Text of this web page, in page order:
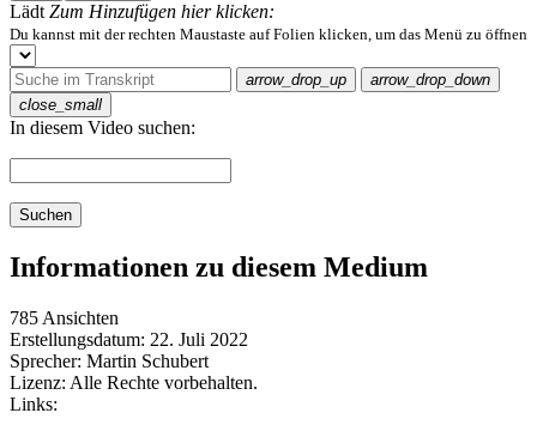
Lädt Zum Hinzufügen hier klicken:
Du kannst mit der rechten Maustaste auf Folien klicken, um das Menü zu öffnen
arrow_drop_up
arrow_drop_down
close_small
In diesem Video suchen:
Suchen
Informationen zu diesem Medium
785 Ansichten
Erstellungsdatum: 22. Juli 2022
Sprecher: Martin Schubert
Lizenz: Alle Rechte vorbehalten.
Links: